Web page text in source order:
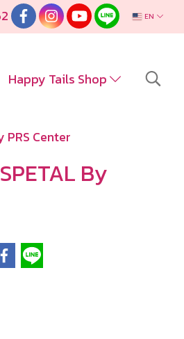
EN
Happy Tails Shop
Center
By